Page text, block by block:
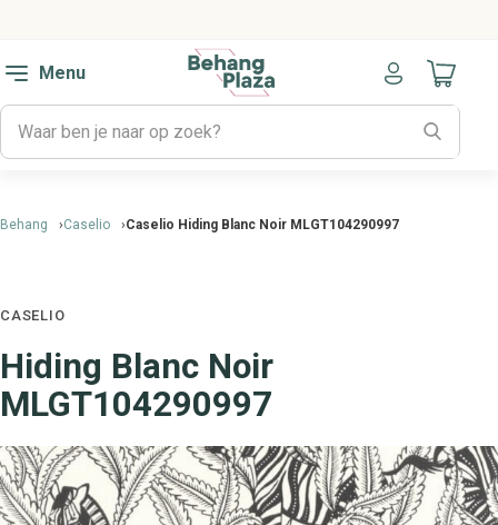
Menu
Naar
Behang Caselio Caselio Hiding Blanc Noir MLGT104290997
CASELIO
Hiding Blanc Noir
MLGT104290997